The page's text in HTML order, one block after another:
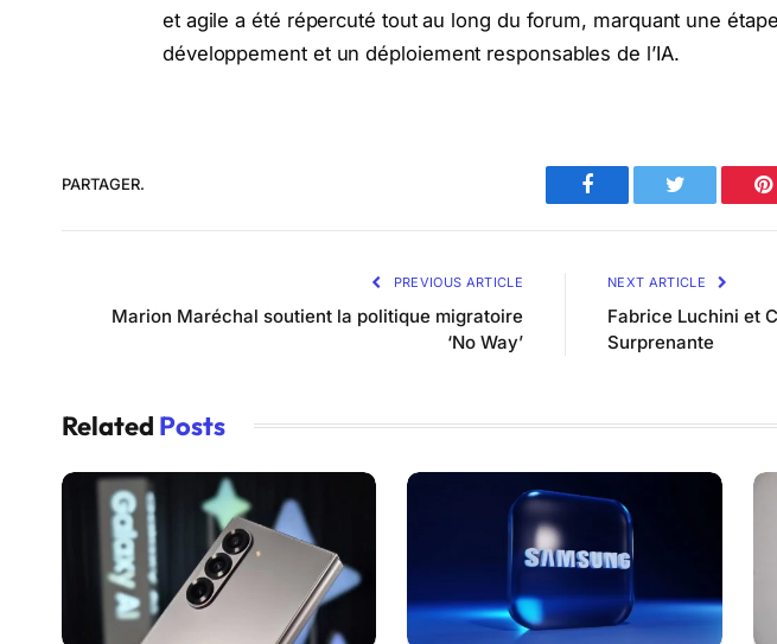
et agile a été répercuté tout au long du forum, marquant une
développement et un déploiement responsables de l’IA.
PARTAGER.
Facebook Twitter
PREVIOUS ARTICLE
Marion Maréchal soutient la politique migratoire
‘No Way’
NEXT ARTICLE
Fabrice Luchini et
Surprenante
Related Posts